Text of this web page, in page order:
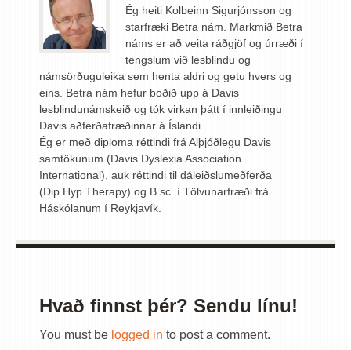
Ég heiti Kolbeinn Sigurjónsson og
starfræki Betra nám. Markmið Betra
náms er að veita ráðgjöf og úrræði í
tengslum við lesblindu og
námsörðuguleika sem henta aldri og getu hvers og
eins. Betra nám hefur boðið upp á Davis
lesblindunámskeið og tók virkan þátt í innleiðingu
Davis aðferðafræðinnar á Íslandi.
Ég er með diploma réttindi frá Alþjóðlegu Davis
samtökunum (Davis Dyslexia Association
International), auk réttindi til dáleiðslumeðferða
(Dip.Hyp.Therapy) og B.sc. í Tölvunarfræði frá
Háskólanum í Reykjavík.
Hvað finnst þér? Sendu línu!
You must be logged in to post a comment.